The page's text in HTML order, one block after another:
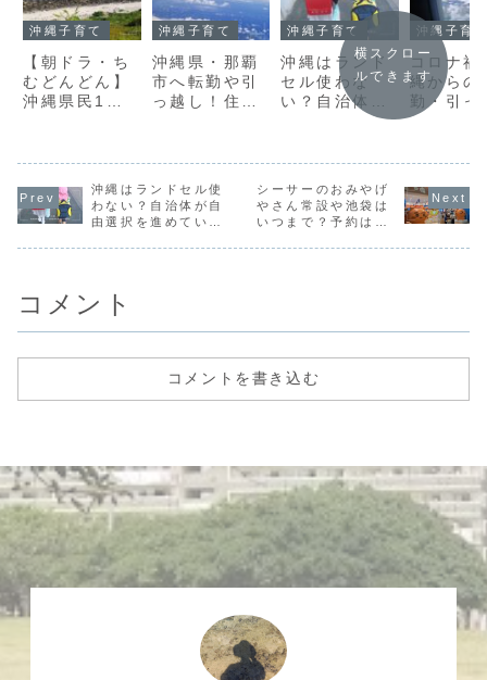
沖縄子育て
【朝ドラ・ち
むどんどん】
沖縄県民1個
(主人公)と重
楽しむ
沖縄子育て
沖縄県・那覇
市へ転勤や引
っ越し！住む
域は２カ所
沖縄子育て
沖縄はランド
セル使わな
い？自治体が
自由選択を進
現実は…
沖縄子育
コロナ禍
縄からの
勤・引っ
し！感染
にしたこ
す！
横スクロー
ルできます
沖縄はランドセル使
わない？自治体が自
由選択を進めている
シーサーのおみやげ
やさん常設や池袋は
いつまで？予約は必
コメント
コメントを書き込む